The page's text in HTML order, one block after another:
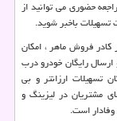
خودرو و یا مراجعه حضوری می توانید از
باخبر شوید.
در کادر فروش ماهر ، امکان
رایگان خودرو درب
ارزانتر و بی
مشتریان در لیزینگ و
است.